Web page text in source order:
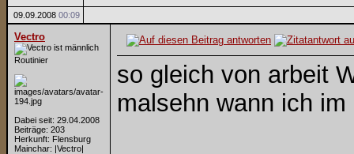
09.09.2008 00:09
Vectro
Routinier
Dabei seit: 29.04.2008
Beiträge: 203
Herkunft: Flensburg
Mainchar: |Vectro|
so gleich von arbeit
malsehn wann ich